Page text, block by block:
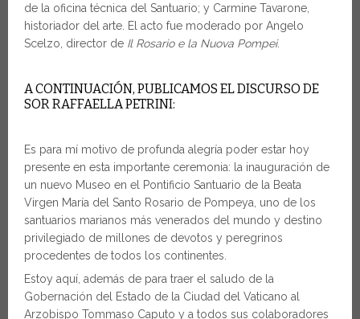
de la oficina técnica del Santuario; y Carmine Tavarone,
historiador del arte. El acto fue moderado por Angelo
Scelzo, director de Il Rosario e la Nuova Pompei.
A CONTINUACIÓN, PUBLICAMOS EL DISCURSO DE
SOR RAFFAELLA PETRINI:
Es para mí motivo de profunda alegría poder estar hoy
presente en esta importante ceremonia: la inauguración de
un nuevo Museo en el Pontificio Santuario de la Beata
Virgen María del Santo Rosario de Pompeya, uno de los
santuarios marianos más venerados del mundo y destino
privilegiado de millones de devotos y peregrinos
procedentes de todos los continentes.
Estoy aquí, además de para traer el saludo de la
Gobernación del Estado de la Ciudad del Vaticano al
Arzobispo Tommaso Caputo y a todos sus colaboradores